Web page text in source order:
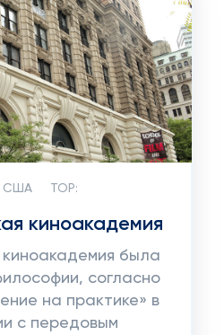
США TOP:
киноакадемия
была
согласно
на практике» в
с передовым